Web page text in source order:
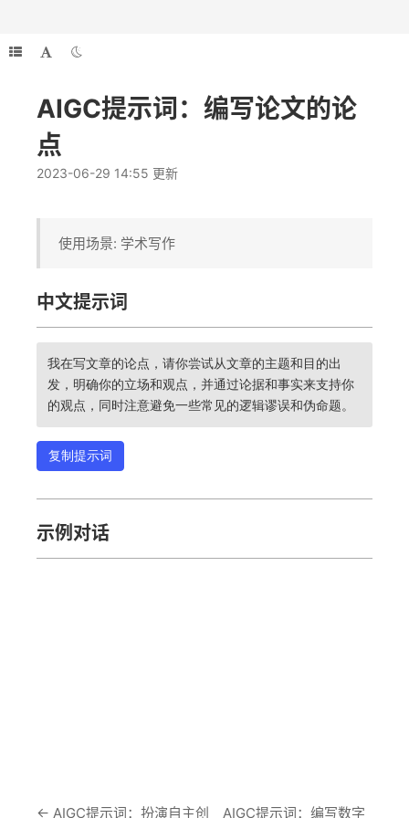
AIGC提示词：编写论文的论
点
2023-06-29 14:55 更新
使用场景: 学术写作
中文提示词
我在写文章的论点，请你尝试从文章的主题和目的出
发，明确你的立场和观点，并通过论据和事实来支持你
的观点，同时注意避免一些常见的逻辑谬误和伪命题。
复制提示词
示例对话
← AIGC提示词：扮演自主创 AIGC提示词：编写数字